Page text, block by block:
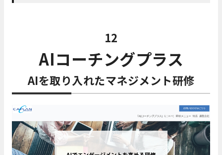
12
AIコーチングプラス
AIを取り入れたマネジメント研修